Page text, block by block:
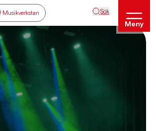
Musikverkstan Sök
Meny